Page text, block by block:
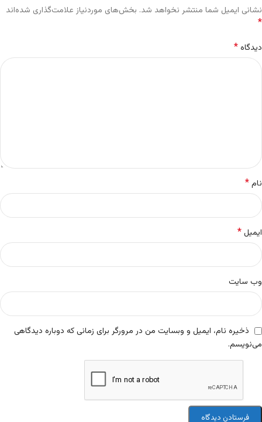
نشانی ایمیل شما منتشر نخواهد شد. بخش‌های موردنیاز علامت‌گذاری شده‌اند
*
دیدگاه*
نام*
ایمیل*
وب‌ سایت
ذخیره نام، ایمیل و وبسایت من در مرورگر برای زمانی که دوباره دیدگاهی
می‌نویسم.